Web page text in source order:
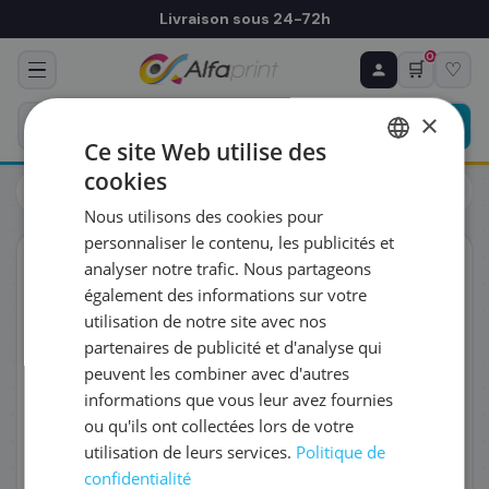
Livraison sous 24-72h
🛒
0
♡
Toners
Toners
ORIGINAL
♻ COMMANDE RÉCURRENTE
Prévoyez & économisez
Programmez votre prochain achat — notre équipe
vous prépare un devis personnalisé
RÉFÉRENCE DU PRODUIT
FRÉQUENCE
QUANTITÉ PAR LIVRAISON
DATE DE PREMIÈRE LIVRAISON SOUHAITÉE
×
Ce site Web utilise des
cookies
Nous utilisons des cookies pour
personnaliser le contenu, les publicités et
analyser notre trafic. Nous partageons
également des informations sur votre
utilisation de notre site avec nos
partenaires de publicité et d'analyse qui
peuvent les combiner avec d'autres
informations que vous leur avez fournies
ou qu'ils ont collectées lors de votre
utilisation de leurs services. Politique de
confidentialité